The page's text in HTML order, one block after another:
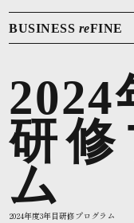
BUSINESS reFINE
2024
研修
ム
2024年度3年目研修プログラム